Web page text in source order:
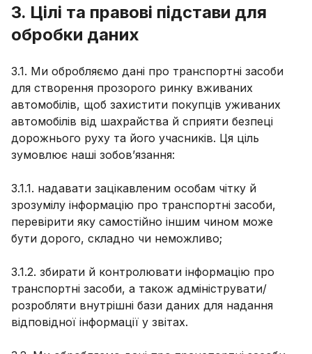
3. Цілі та правові підстави для
обробки даних
3.1. Ми обробляємо дані про транспортні засоби
для створення прозорого ринку вживаних
автомобілів, щоб захистити покупців уживаних
автомобілів від шахрайства й сприяти безпеці
дорожнього руху та його учасників. Ця ціль
зумовлює наші зобов’язання:
3.1.1. надавати зацікавленим особам чітку й
зрозумілу інформацію про транспортні засоби,
перевірити яку самостійно іншим чином може
бути дорого, складно чи неможливо;
3.1.2. збирати й контролювати інформацію про
транспортні засоби, а також адмініструвати/
розробляти внутрішні бази даних для надання
відповідної інформації у звітах.